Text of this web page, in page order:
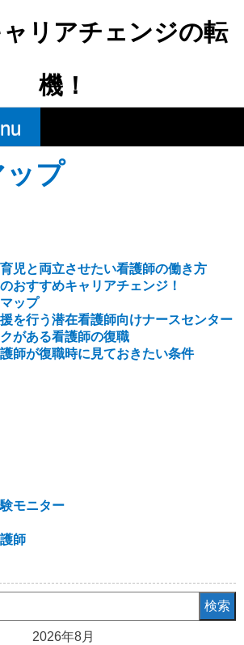
リアチェンジの転
機！
プ
児と両立させたい看護師の働き方
おすすめキャリアチェンジ！
ップ
を行う潜在看護師向けナースセンター
がある看護師の復職
師が復職時に見ておきたい条件
モニター
師
2026年8月